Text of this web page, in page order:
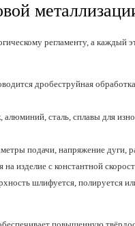
регламенту, а каждый
дробеструйная
сталь, сплавы для
подачи, напряжение дуги,
на изделие с константной
шлифуется, полируется